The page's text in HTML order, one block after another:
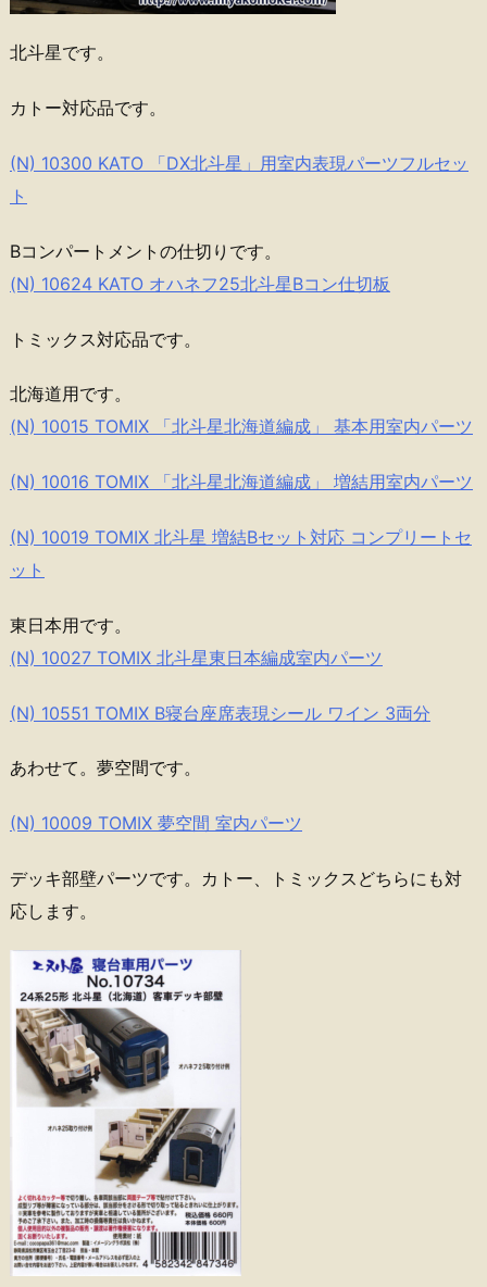
北斗星です。
カトー対応品です。
(N) 10300 KATO 「DX北斗星」用室内表現パーツフルセッ
ト
Bコンパートメントの仕切りです。
(N) 10624 KATO オハネフ25北斗星Bコン仕切板
トミックス対応品です。
北海道用です。
(N) 10015 TOMIX 「北斗星北海道編成」 基本用室内パーツ
(N) 10016 TOMIX 「北斗星北海道編成」 増結用室内パーツ
(N) 10019 TOMIX 北斗星 増結Bセット対応 コンプリートセ
ット
東日本用です。
(N) 10027 TOMIX 北斗星東日本編成室内パーツ
(N) 10551 TOMIX B寝台座席表現シール ワイン 3両分
あわせて。夢空間です。
(N) 10009 TOMIX 夢空間 室内パーツ
デッキ部壁パーツです。カトー、トミックスどちらにも対
応します。